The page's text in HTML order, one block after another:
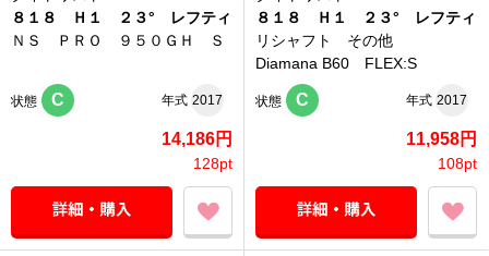
８１８ Ｈ１ ２３° レフティ
ＮＳ ＰＲＯ ９５０ＧＨ Ｓ
状態 C 年式 2017
14,186円
128pt
８１８ Ｈ１ ２３° レフティ
リシャフト その他
Diamana B60 FLEX:S
状態 C 年式 2017
11,958円
108pt